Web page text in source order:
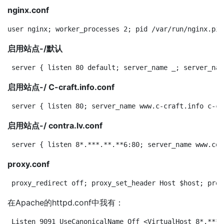
nginx.conf
user nginx; worker_processes 2; pid /var/run/
启用站点-/默认
server { listen 80 default; server_name _;
启用站点-/ C-craft.info.conf
server { listen 80; server_name www.c-craft.info
启用站点-/ contra.lv.conf
server { listen 8*.***.**.**6:80; server_name
proxy.conf
proxy_redirect off; proxy_set_header Host $host;
在Apache的httpd.conf中我有：
Listen 9091 UseCanonicalName Off <VirtualHost